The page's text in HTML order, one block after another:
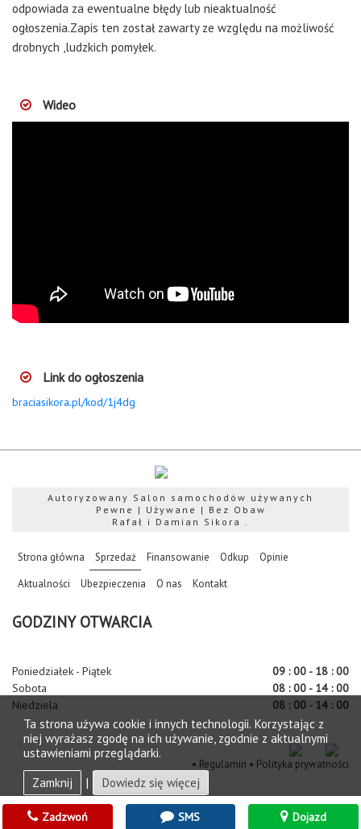
odpowiada za ewentualne błędy lub nieaktualność
ogłoszenia.Zapis ten został zawarty ze względu na możliwość
drobnych ,ludzkich pomyłek.
Wideo
Link do ogłoszenia
braciasikora.pl/kod/1j4dg
Zadzwoń SMS Dojazd
Autoryzowany Salon samochodów używanych
Pewne | Używane | Bez Obaw
Rafał i Damian Sikora .
Strona główna(current)
Sprzedaż Finansowanie Odkup
Opinie
Aktualności
Ubezpieczenia O nas Kontakt
GODZINY OTWARCIA
Poniedziałek - Piątek
09 : 00 - 18 : 00
Sobota
08 : 00 - 14 : 00
Niedziela
08 : 00 - 14 : 00
• Regulamin • Polityka prywatności
Copyright © 2026. braciasikora.pl wykonane przez AKoL.pl
Ta strona używa cookie i innych technologii. Korzystając z
niej wyrażasz zgodę na ich używanie, zgodnie z aktualnymi
ustawieniami przeglądarki.
Zamknij
| Dowiedz się więcej